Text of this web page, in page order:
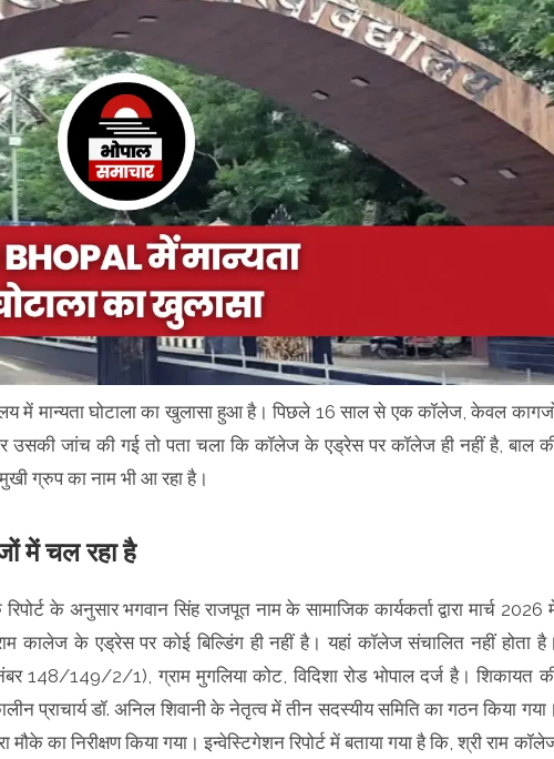
में मान्यता घोटाला का खुलासा हुआ है। पिछले 16 साल से एक कॉलेज, केवल
उसकी जांच की गई तो पता चला कि कॉलेज के एड्रेस पर कॉलेज ही नहीं है, बाल
ग्रुप का नाम भी आ रहा है।
में चल रहा है
के अनुसार भगवान सिंह राजपूत नाम के सामाजिक कार्यकर्ता द्वारा मार्च 2026
कालेज के एड्रेस पर कोई बिल्डिंग ही नहीं है। यहां कॉलेज संचालित नहीं होता
148/149/2/1), ग्राम मुगलिया कोट, विदिशा रोड भोपाल दर्ज है। शिकायत
प्राचार्य डॉ. अनिल शिवानी के नेतृत्व में तीन सदस्यीय समिति का गठन किया
मौके का निरीक्षण किया गया। इन्वेस्टिगेशन रिपोर्ट में बताया गया है कि, श्री राम